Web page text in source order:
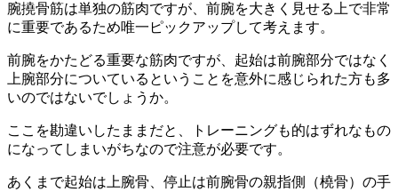
腕撓骨筋は単独の筋肉ですが、前腕を大きく見せる上で非常
に重要であるため唯一ピックアップして考えます。
前腕をかたどる重要な筋肉ですが、 起始は前腕部分ではなく
上腕部分についている ということを意外に感じられた方も多
いのではないでしょうか。
ここを勘違いしたままだと、トレーニングも的はずれなもの
になってしまいがちなので注意が必要です。
あくまで起始は上腕骨、 停止は前腕骨の親指側（橈骨）の手